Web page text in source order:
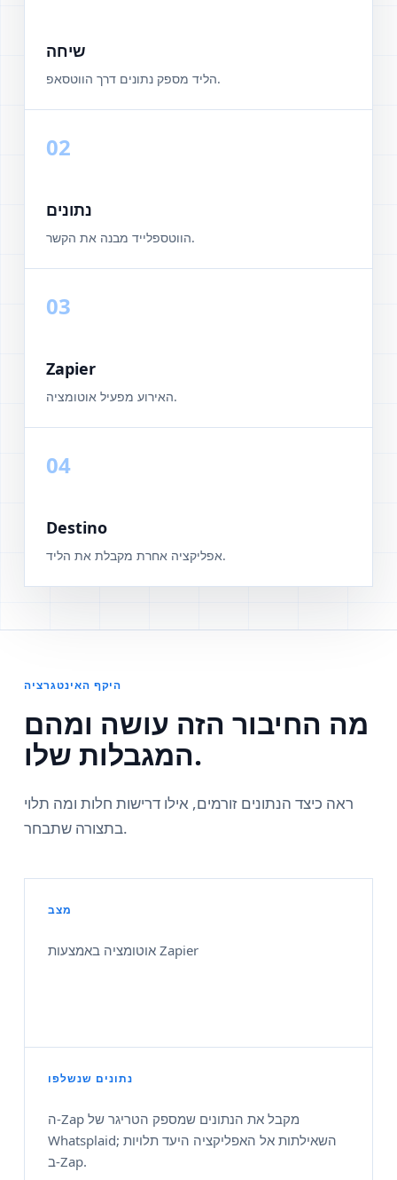
שיחה
הליד מספק נתונים דרך הווטסאפ.
02
נתונים
הווטספלייד מבנה את הקשר.
03
Zapier
האירוע מפעיל אוטומציה.
04
Destino
אפליקציה אחרת מקבלת את הליד.
היקף האינטגרציה
מה החיבור הזה עושה ומהם
המגבלות שלו.
ראה כיצד הנתונים זורמים, אילו דרישות חלות ומה תלוי
בתצורה שתבחר.
מצב
אוטומציה באמצעות Zapier
נתונים שנשלפו
ה-Zap מקבל את הנתונים שמספק הטריגר של
Whatsplaid; השאילתות אל האפליקציה היעד תלויות
ב-Zap.